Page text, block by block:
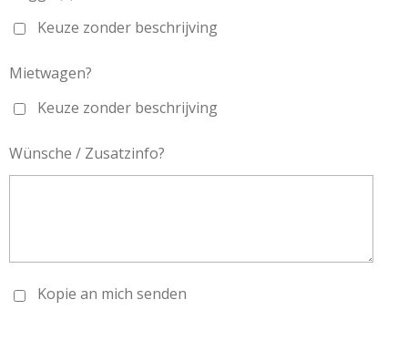
Keuze zonder beschrijving
Mietwagen?
Keuze zonder beschrijving
Wünsche / Zusatzinfo?
Kopie an mich senden